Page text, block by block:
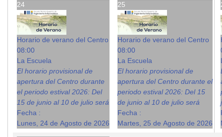
24
Horario de verano del Centro
08:00
La Escuela
El horario provisional de
apertura del Centro durante
el periodo estival 2026: Del
15 de junio al 10 de julio será
Fecha :
Lunes, 24 de Agosto de 2026
25
Horario de verano del Centro
08:00
La Escuela
El horario provisional de
apertura del Centro durante el
periodo estival 2026: Del 15
de junio al 10 de julio será
Fecha :
Martes, 25 de Agosto de 2026